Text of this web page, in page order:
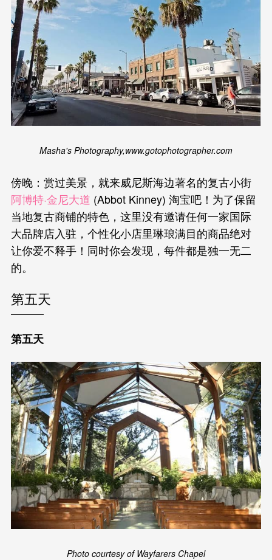
Masha's Photography,www.gotophotographer.com
傍晚：赏过美景，就来威尼斯海边著名的复古小街
阿博特·金尼大道 (Abbot Kinney) 淘宝吧！为了保留
当地复古商铺的特色，这里没有邀请任何一家国际
大品牌店入驻，个性化小店里琳琅满目的商品绝对
让你爱不释手！同时你会发现，每件都是独一无二
的。
第五天
第五天
Photo courtesy of Wayfarers Chapel